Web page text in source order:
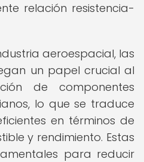
relación resistencia-
aeroespacial, las
un papel crucial al
de componentes
lo que se traduce
en términos de
y rendimiento. Estas
para reducir